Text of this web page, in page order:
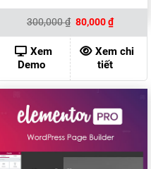
300,000₫ Giá
gốc
là:
300,000 ₫.
80,000₫Giá
hiện
tại
là:
80,000
Xem
Demo
Xem chi
tiết